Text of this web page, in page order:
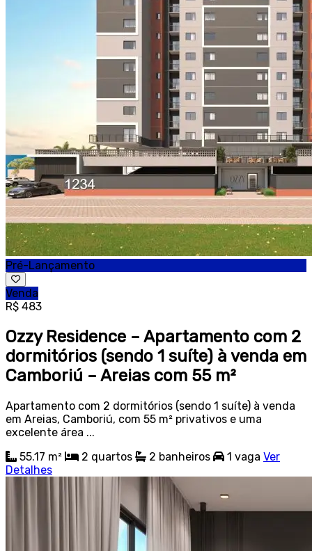
Pré-Lançamento
Venda
R$ 483
Ozzy Residence – Apartamento com 2
dormitórios (sendo 1 suíte) à venda em
Camboriú – Areias com 55 m²
Apartamento com 2 dormitórios (sendo 1 suíte) à venda
em Areias, Camboriú, com 55 m² privativos e uma
excelente área ...
55.17 m²
2 quartos 2 banheiros 1 vaga Ver
Detalhes